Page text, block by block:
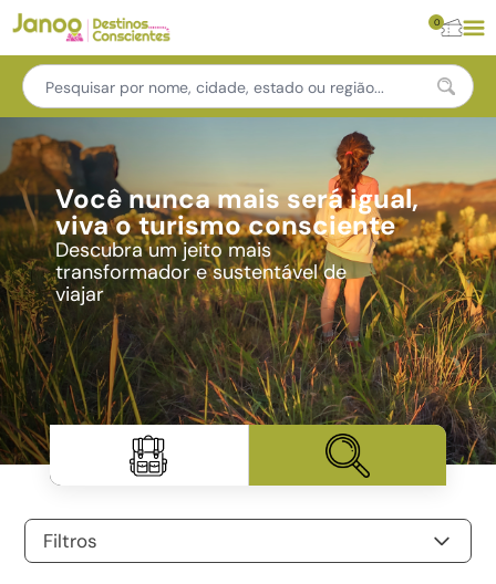
0
Você nunca mais será igual,
viva o turismo consciente
Descubra um jeito mais
transformador e sustentável de
viajar
Filtros